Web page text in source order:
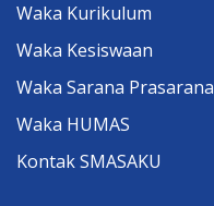
Waka Kurikulum
Waka Kesiswaan
Waka Sarana Prasarana
Waka HUMAS
Kontak SMASAKU